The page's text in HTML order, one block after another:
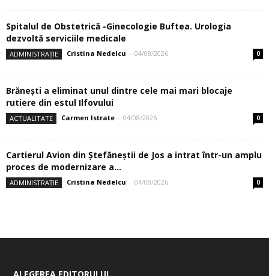
Spitalul de Obstetrică -Ginecologie Buftea. Urologia
dezvoltă serviciile medicale
ADMINISTRAȚIE Cristina Nedelcu - 04/08/2026 0
Brănești a eliminat unul dintre cele mai mari blocaje
rutiere din estul Ilfovului
ACTUALITATE Carmen Istrate - 04/08/2026 0
Cartierul Avion din Ştefăneştii de Jos a intrat într-un amplu
proces de modernizare a...
ADMINISTRAȚIE Cristina Nedelcu - 04/08/2026 0